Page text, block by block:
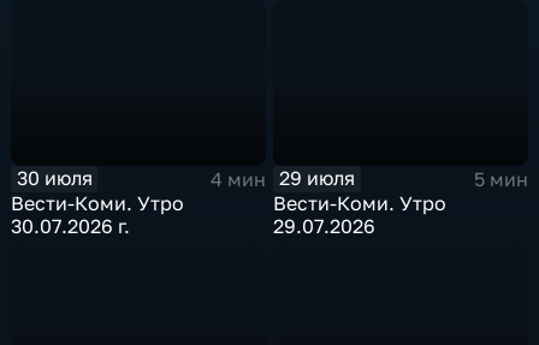
30 июля
4 мин
Вести-Коми. Утро
30.07.2026 г.
29 июля
5 мин
Вести-Коми. Утро
29.07.2026